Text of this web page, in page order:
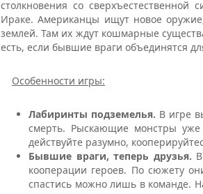
столкновения со
Ираке. Американцы ищут новое
землей. Там их ждут кошмарные
есть, если бывшие враги объединятся
Особенности игры:
Лабиринты подземелья. В игре
смерть. Рыскающие монстры
действуйте разумно,
Бывшие враги, теперь друзья.
кооперации героев. По сюжету
спастись можно лишь в команде.